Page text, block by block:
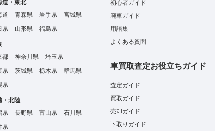
道・東北
道
青森県 岩手県
宮城県
県
山形県 福島県
都
神奈川県
埼玉県
県
茨城県 栃木県
群馬県
県
・北陸
県
長野県 富山県
石川県
県
初心者ガイド
廃車ガイド
用語集
よくある質問
車買取査定お役立ちガイド
査定ガイド
買取ガイド
売却ガイド
下取りガイド